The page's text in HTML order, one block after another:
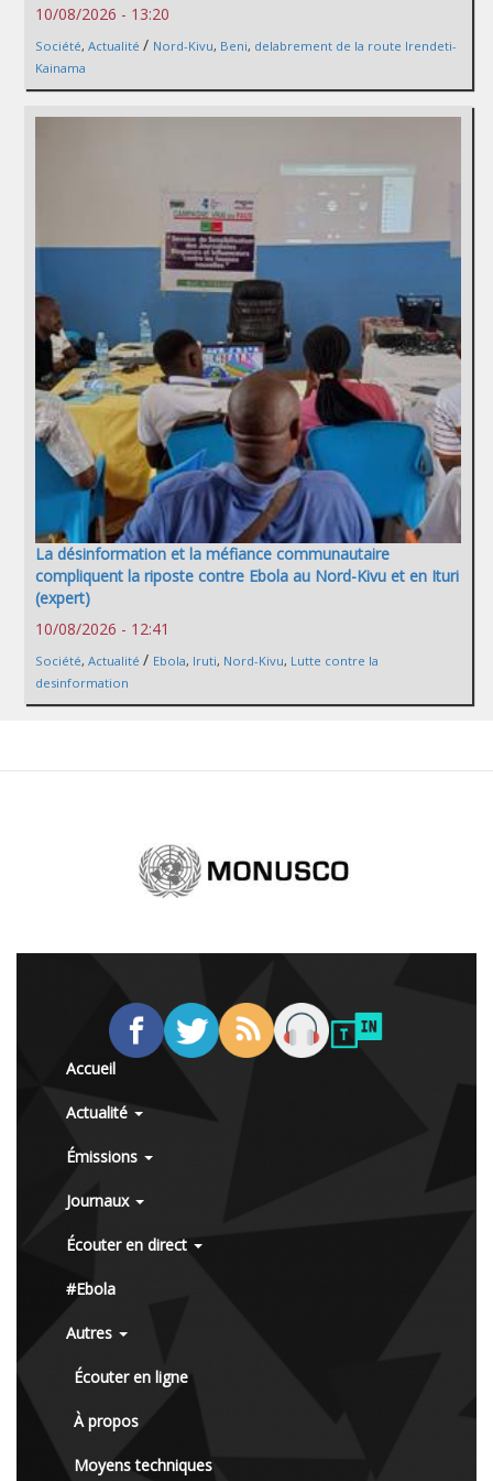
10/08/2026 - 13:20
Société, Actualité / Nord-Kivu, Beni, delabrement de la route Irendeti-
Kainama
La désinformation et la méfiance communautaire
compliquent la riposte contre Ebola au Nord-Kivu et en Ituri
(expert)
10/08/2026 - 12:41
Société, Actualité / Ebola, Iruti, Nord-Kivu, Lutte contre la
desinformation
Accueil
Actualité
Émissions
Journaux
Écouter en direct
#Ebola
Autres
Écouter en ligne
À propos
Moyens techniques